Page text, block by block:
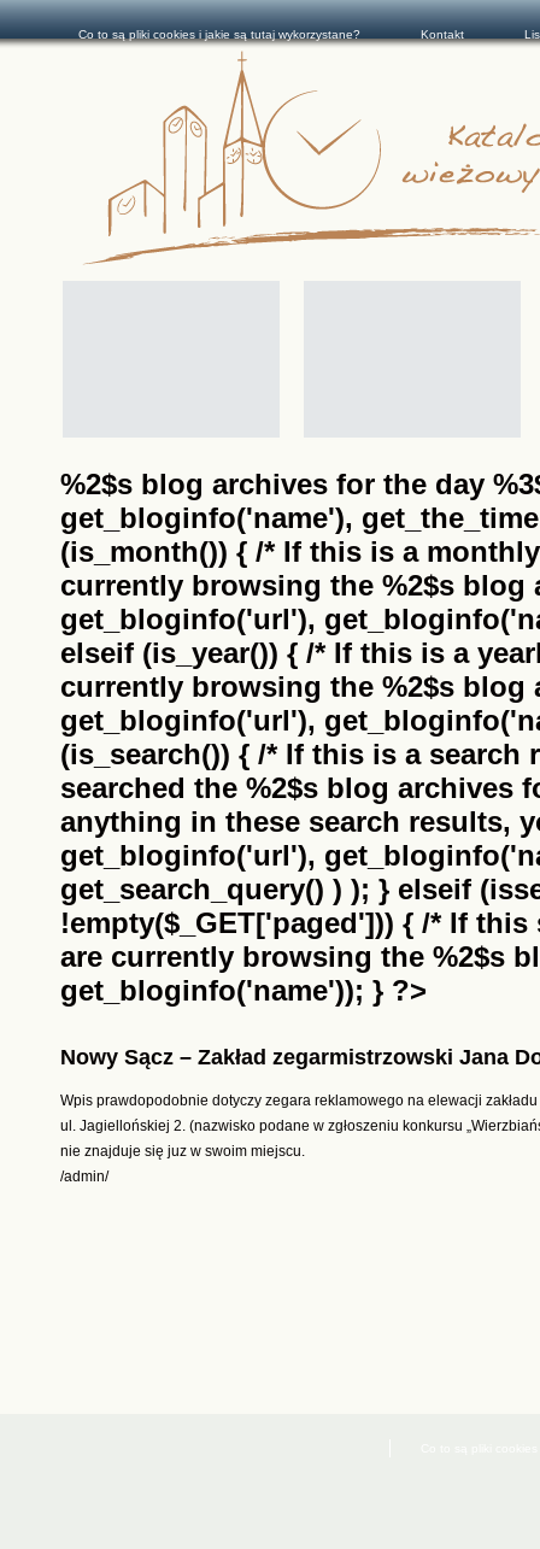
%2$s blog archives for the day
get_bloginfo('name'),
(is_month()) { /* If this is a
currently browsing the %2$s blog
get_bloginfo('url'),
elseif (is_year()) { /* If this is a
currently browsing the %2$s blog
get_bloginfo('url'),
(is_search()) { /* If this is a search
searched the %2$s blog archives
anything in these search results,
get_bloginfo('url'),
get_search_query() ) ); } elseif
!empty($_GET['paged'])) { /* If
are currently browsing the %2$s
get_bloginfo('name')); } ?>
Nowy Sącz – Zakład zegarmistrzowski Jana
Wpis prawdopodobnie dotyczy zegara reklamowego na elewacji
ul. Jagiellońskiej 2. (nazwisko podane w zgłoszeniu konkursu
nie znajduje się juz w swoim miejscu.
/admin/
Co to są pliki cookies i jakie są tutaj wykorzystane? Kontakt